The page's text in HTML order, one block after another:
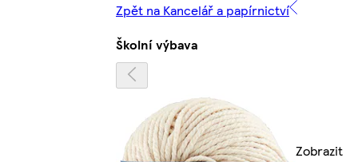
Zpět na Kancelář a papírnictví
Školní výbava
Zobrazit